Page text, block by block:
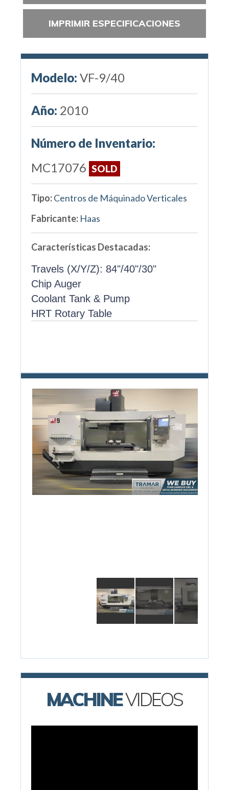
IMPRIMIR ESPECIFICACIONES
Modelo: VF-9/40
Año: 2010
Número de Inventario:
MC17076 SOLD
Tipo:Centros de Máquinado Verticales
Fabricante: Haas
Características Destacadas:
Travels (X/Y/Z): 84"/40"/30"
Chip Auger
Coolant Tank & Pump
HRT Rotary Table
MACHINEVIDEOS